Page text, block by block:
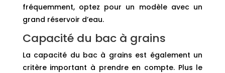
fréquemment, optez pour un modèle avec un
grand réservoir d’eau.
Capacité du bac à grains
La capacité du bac à grains est également un
critère important à prendre en compte. Plus le